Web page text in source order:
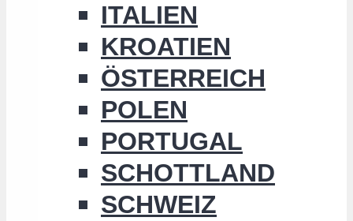
ITALIEN
KROATIEN
ÖSTERREICH
POLEN
PORTUGAL
SCHOTTLAND
SCHWEIZ